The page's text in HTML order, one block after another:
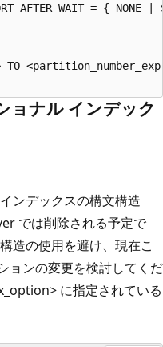
= { NONE |
ョナル インデック
ンデックスの構文構造
では削除される予定で
造の使用を避け、現在こ
ョンの変更を検討してくだ
に指定されている